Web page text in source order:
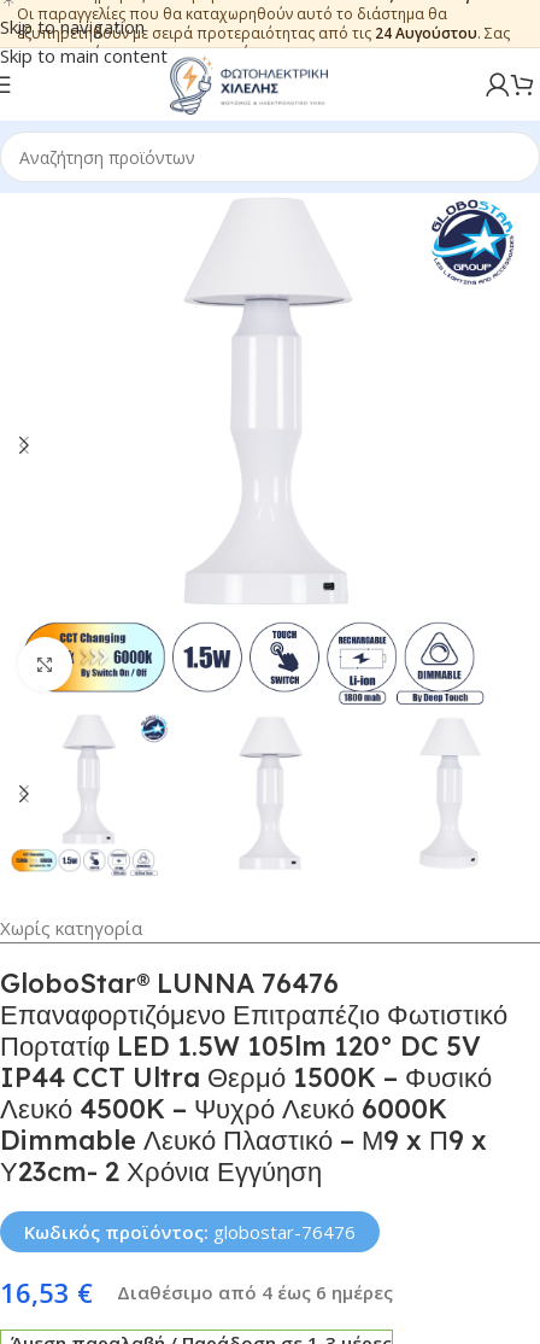
Skip to navigation
Skip to main content
Οι παραγγελίες που θα καταχωρηθούν αυτό το διάστημα θα
εξυπηρετηθούν με σειρά προτεραιότητας από τις 24 Αυγούστου. Σας
ευχαριστούμε για την εμπιστοσύνη.
Κλικ για μεγέθυνση
Χωρίς κατηγορία
GloboStar® LUNNA 76476
Επαναφορτιζόμενο Επιτραπέζιο Φωτιστικό
Πορτατίφ LED 1.5W 105lm 120° DC 5V
IP44 CCT Ultra Θερμό 1500K – Φυσικό
Λευκό 4500K – Ψυχρό Λευκό 6000K
Dimmable Λευκό Πλαστικό – Μ9 x Π9 x
Υ23cm- 2 Χρόνια Εγγύηση
Κωδικός προϊόντος: globostar-76476
16,53 € Διαθέσιμο από 4 έως 6 ημέρες